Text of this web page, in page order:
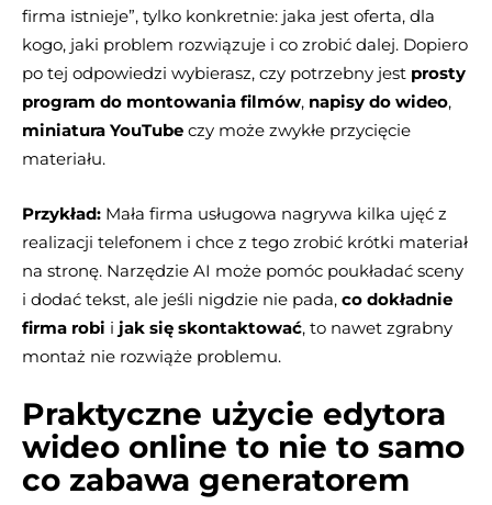
firma istnieje”, tylko konkretnie: jaka jest oferta, dla
kogo, jaki problem rozwiązuje i co zrobić dalej. Dopiero
po tej odpowiedzi wybierasz, czy potrzebny jest prosty
program do montowania filmów, napisy do wideo,
miniatura YouTube czy może zwykłe przycięcie
materiału.
Przykład: Mała firma usługowa nagrywa kilka ujęć z
realizacji telefonem i chce z tego zrobić krótki materiał
na stronę. Narzędzie AI może pomóc poukładać sceny
i dodać tekst, ale jeśli nigdzie nie pada, co dokładnie
firma robi i jak się skontaktować, to nawet zgrabny
montaż nie rozwiąże problemu.
Praktyczne użycie edytora
wideo online to nie to samo
co zabawa generatorem